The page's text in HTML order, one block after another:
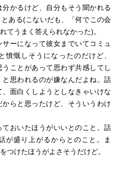
かるけど、自分もそう聞かれる
ある(こないだも、「何でこの会
てうまく答えられなかった)。
ーになって彼女までいてコミュ
慨しそうになったのだけど、
ことがあって思わず共感してし
と思われるのが嫌なんだよね。話
面白くしようとしなきゃいけな
らと思ったけど、そういうわけ
おいたほうがいいとのこと。話
が盛り上がるからとのこと。ま
つけたほうがよさそうだけど。